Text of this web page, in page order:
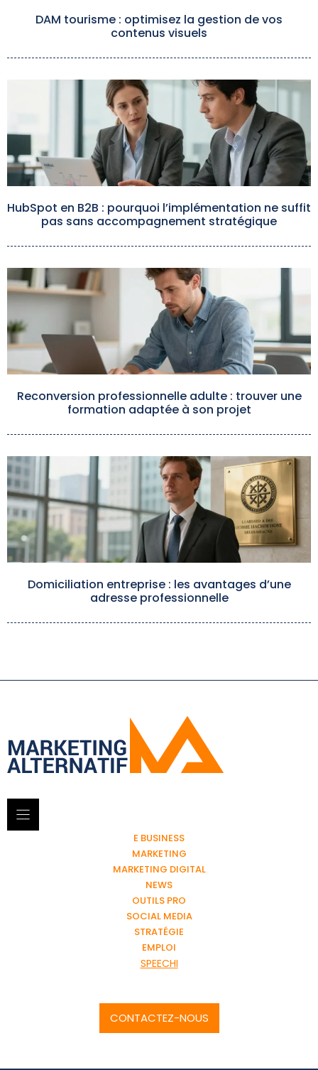
DAM tourisme : optimisez la gestion de vos
contenus visuels
HubSpot en B2B : pourquoi l’implémentation ne suffit
pas sans accompagnement stratégique
Reconversion professionnelle adulte : trouver une
formation adaptée à son projet
Domiciliation entreprise : les avantages d’une
adresse professionnelle
E BUSINESS
MARKETING
MARKETING DIGITAL
NEWS
OUTILS PRO
SOCIAL MEDIA
STRATÉGIE
EMPLOI
SPEECHI
CONTACTEZ-NOUS